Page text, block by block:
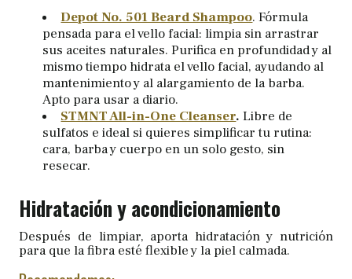
Depot No. 501 Beard Shampoo. Fórmula
pensada para el vello facial: limpia sin arrastrar
sus aceites naturales. Purifica en profundidad y al
mismo tiempo hidrata el vello facial, ayudando al
mantenimiento y al alargamiento de la barba.
Apto para usar a diario.
STMNT All-in-One Cleanser. Libre de
sulfatos e ideal si quieres simplificar tu rutina:
cara, barba y cuerpo en un solo gesto, sin
resecar.
Hidratación y acondicionamiento
Después de limpiar, aporta hidratación y nutrición
para que la fibra esté flexible y la piel calmada.